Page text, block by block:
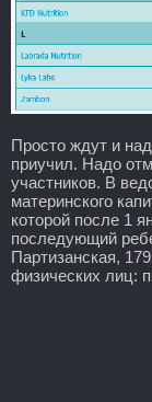
Просто ждут и
приучил. Надо
участников. В
материнского
которой после 1
последующий
Партизанская,
физических лиц: